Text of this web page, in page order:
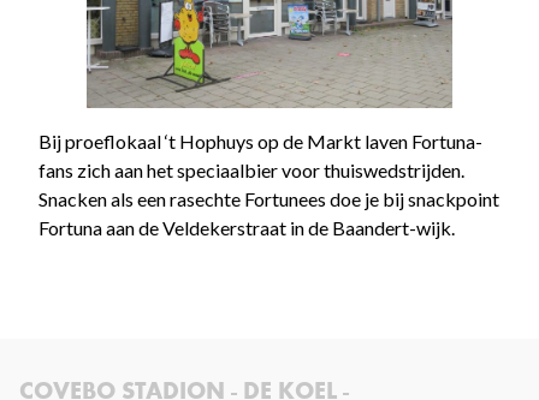
Bij proeflokaal ‘t Hophuys op de Markt laven Fortuna-
fans zich aan het speciaalbier voor thuiswedstrijden.
Snacken als een rasechte Fortunees doe je bij snackpoint
Fortuna aan de Veldekerstraat in de Baandert-wijk.
COVEBO STADION - DE KOEL -